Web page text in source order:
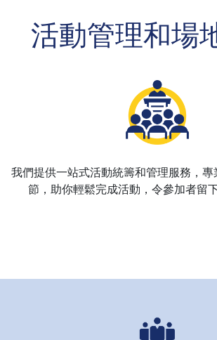
活動管理和場
我們提供一站式活動統籌和管理服務，
節，助你輕鬆完成活動，令參加者留